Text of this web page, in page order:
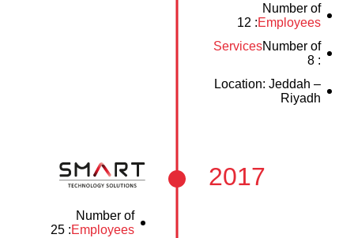
Number of
Employees
: 12
Number of
Services
: 8
Location: Jeddah –
Riyadh
2017
Number of
Employees
: 25